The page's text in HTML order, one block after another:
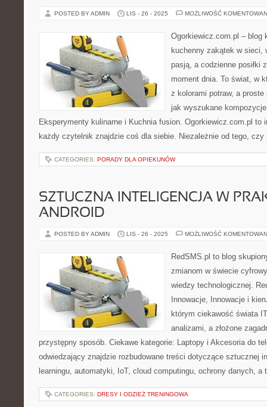
POSTED BY ADMIN LIS - 26 - 2025 MOŻLIWOŚĆ
Ogorkiewicz.com.pl – blog
kuchenny zakątek w sieci,
pasją, a codzienne posiłki
moment dnia. To świat, w
z kolorami potraw, a
jak wyszukane
Eksperymenty kulinarne i Kuchnia fusion. Ogorkiewicz.com.pl to
każdy czytelnik znajdzie coś dla siebie. Niezależnie od tego,
CATEGORIES: PORADY DLA OPIEKUNÓW
SZTUCZNA INTELIGENCJA W
ANDROID
POSTED BY ADMIN LIS - 26 - 2025 MOŻLIWOŚĆ
RedSMS.pl to blog
zmianom w świecie
wiedzy technologicznej.
Innowacje, Innowacje i
którym ciekawość świata
analizami, a złożone
przystępny sposób. Ciekawe kategorie: Laptopy i Akcesoria do
odwiedzający znajdzie rozbudowane treści dotyczące sztucznej
learningu, automatyki, IoT, cloud computingu, ochrony danych,
CATEGORIES: DRESY I ODZIEŻ TRENINGOWA